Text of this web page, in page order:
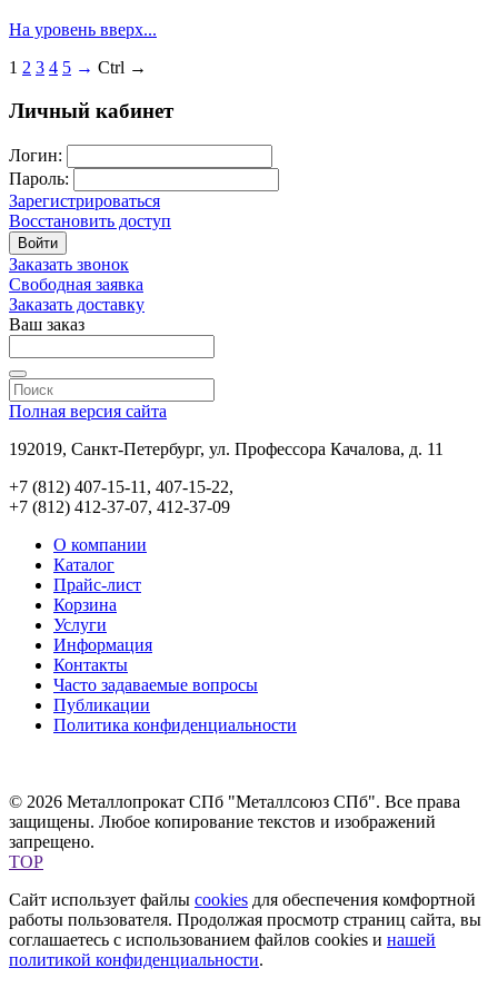
На уровень вверх...
1 2 3 4 5 → Ctrl →
Личный кабинет
Логин:
Пароль:
Зарегистрироваться
Восстановить доступ
Войти
Заказать звонок
Свободная заявка
Заказать доставку
Ваш заказ
Полная версия сайта
192019, Санкт-Петербург, ул. Профессора Качалова, д. 11
+7 (812) 407-15-11, 407-15-22,
+7 (812) 412-37-07, 412-37-09
О компании
Каталог
Прайс-лист
Корзина
Услуги
Информация
Контакты
Часто задаваемые вопросы
Публикации
Политика конфиденциальности
© 2026 Металлопрокат СПб "Металлсоюз СПб". Все права
защищены. Любое копирование текстов и изображений
запрещено.
TOP
Сайт использует файлы cookies для обеспечения комфортной
работы пользователя. Продолжая просмотр страниц сайта, вы
соглашаетесь с использованием файлов cookies и нашей
политикой конфиденциальности.